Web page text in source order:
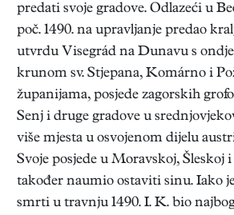
predati svoje gradove. Odlazeći u
poč. 1490. na upravljanje predao
utvrdu Visegrád na Dunavu s
krunom sv. Stjepana, Komárno i
županijama, posjede zagorskih
Senj i druge gradove u
više mjesta u osvojenom dijelu
Svoje posjede u Moravskoj, Šleskoj
također naumio ostaviti sinu. Iako
smrti u travnju 1490. I. K. bio